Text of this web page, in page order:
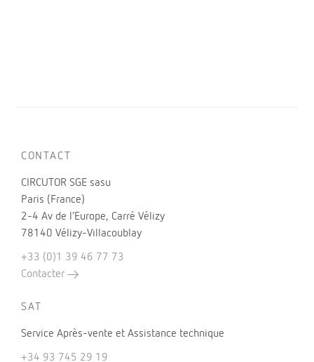
CONTACT
CIRCUTOR SGE sasu
Paris (France)
2-4 Av de l’Europe, Carré Vélizy
78140 Vélizy-Villacoublay
+33 (0)1 39 46 77 73
Contacter
SAT
Service Après-vente et Assistance technique
+34 93 745 29 19